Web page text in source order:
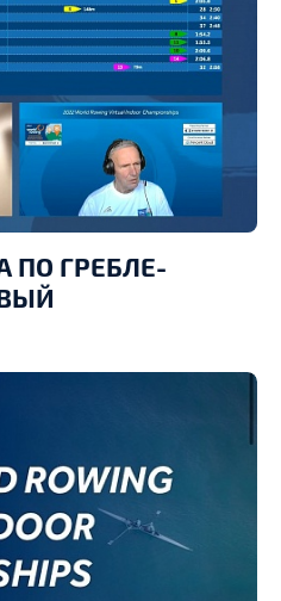
ПО ГРЕБЛЕ-